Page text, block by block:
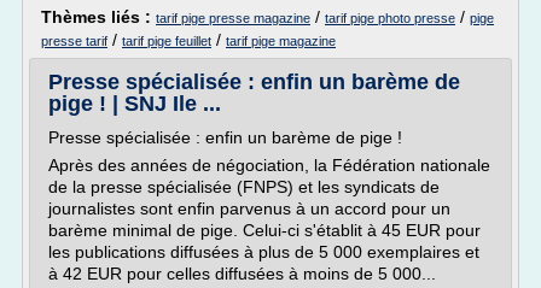
Thèmes liés : tarif pige presse magazine / tarif pige photo presse / pige
presse tarif / tarif pige feuillet / tarif pige magazine
Presse spécialisée : enfin un barème de
pige ! | SNJ Ile ...
Presse spécialisée : enfin un barème de pige !
Après des années de négociation, la Fédération nationale
de la presse spécialisée (FNPS) et les syndicats de
journalistes sont enfin parvenus à un accord pour un
barème minimal de pige. Celui-ci s'établit à 45 EUR pour
les publications diffusées à plus de 5 000 exemplaires et
à 42 EUR pour celles diffusées à moins de 5 000...